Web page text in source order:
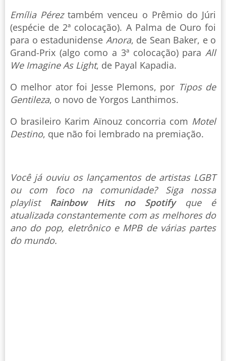
Emília Péreztambém venceu o Prêmio do Júri
(espécie de 2ª colocação). A Palma de Ouro foi
para o estadunidense Anora, de Sean Baker, e o
Grand-Prix (algo como a 3ª colocação) para All
We Imagine As Light, de Payal Kapadia.
O melhor ator foi Jesse Plemons, por Tipos de
Gentileza, o novo de Yorgos Lanthimos.
O brasileiro Karim Aïnouz concorria com Motel
Destino, que não foi lembrado na premiação.
Você já ouviu os lançamentos de artistas LGBT
ou com foco na comunidade? Siga nossa
playlist Rainbow Hits no Spotify que é
atualizada constantemente com as melhores do
ano do pop, eletrônico e MPB de várias partes
do mundo.